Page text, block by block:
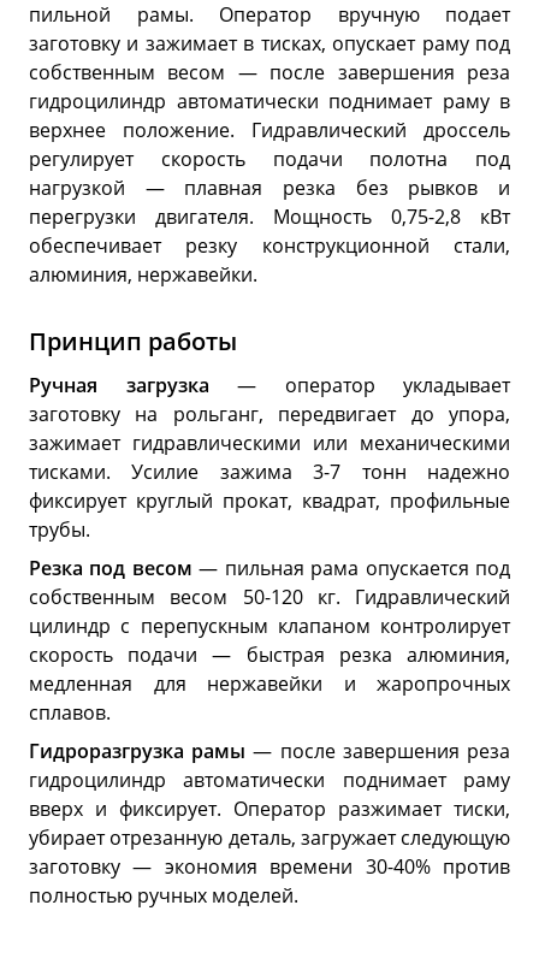
пильной рамы. Оператор вручную подает
заготовку и зажимает в тисках, опускает раму под
собственным весом — после завершения реза
гидроцилиндр автоматически поднимает раму в
верхнее положение. Гидравлический дроссель
регулирует скорость подачи полотна под
нагрузкой — плавная резка без рывков и
перегрузки двигателя. Мощность 0,75-2,8 кВт
обеспечивает резку конструкционной стали,
алюминия, нержавейки.
Принцип работы
Ручная загрузка — оператор укладывает
заготовку на рольганг, передвигает до упора,
зажимает гидравлическими или механическими
тисками. Усилие зажима 3-7 тонн надежно
фиксирует круглый прокат, квадрат, профильные
трубы.
Резка под весом — пильная рама опускается под
собственным весом 50-120 кг. Гидравлический
цилиндр с перепускным клапаном контролирует
скорость подачи — быстрая резка алюминия,
медленная для нержавейки и жаропрочных
сплавов.
Гидроразгрузка рамы — после завершения реза
гидроцилиндр автоматически поднимает раму
вверх и фиксирует. Оператор разжимает тиски,
убирает отрезанную деталь, загружает следующую
заготовку — экономия времени 30-40% против
полностью ручных моделей.